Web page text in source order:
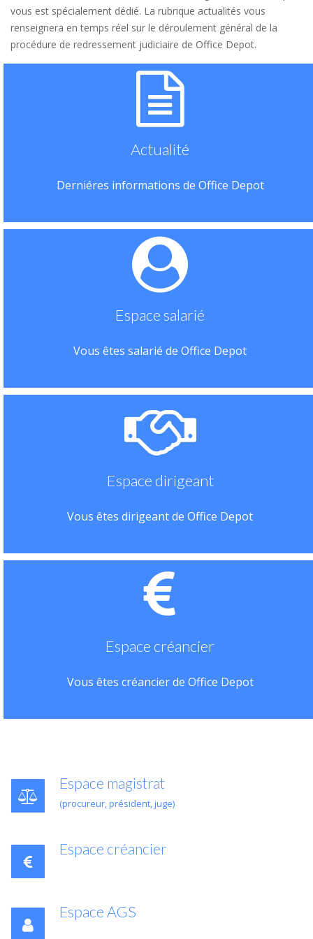
vous est spécialement dédié. La rubrique actualités vous
renseignera en temps réel sur le déroulement général de la
procédure de redressement judiciaire de Office Depot.
Actualité
Derniéres informations de Office Depot
Espace salarié
Vous êtes salarié de Office Depot
Espace dirigeant
Vous êtes dirigeant de Office Depot
Espace créancier
Vous êtes créancier de Office Depot
Espace magistrat
(procureur, président, juge)
Espace créancier
Espace AGS